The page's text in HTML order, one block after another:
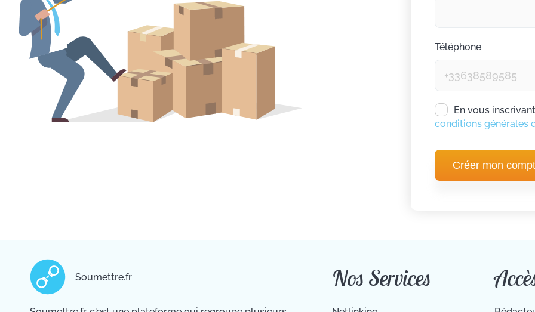
Téléphone
En vous
conditions générales
Créer mon
Soumettre.fr Nos Services